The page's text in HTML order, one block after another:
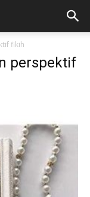
fikih
perspektif